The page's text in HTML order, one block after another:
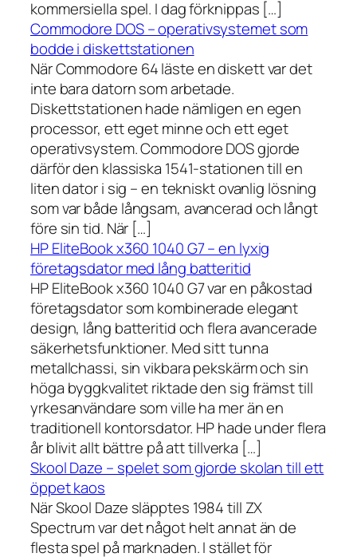
kommersiella spel. I dag förknippas […]
Commodore DOS – operativsystemet som
bodde i diskettstationen
När Commodore 64 läste en diskett var det
inte bara datorn som arbetade.
Diskettstationen hade nämligen en egen
processor, ett eget minne och ett eget
operativsystem. Commodore DOS gjorde
därför den klassiska 1541-stationen till en
liten dator i sig – en tekniskt ovanlig lösning
som var både långsam, avancerad och långt
före sin tid. När […]
HP EliteBook x360 1040 G7 – en lyxig
företagsdator med lång batteritid
HP EliteBook x360 1040 G7 var en påkostad
företagsdator som kombinerade elegant
design, lång batteritid och flera avancerade
säkerhetsfunktioner. Med sitt tunna
metallchassi, sin vikbara pekskärm och sin
höga byggkvalitet riktade den sig främst till
yrkesanvändare som ville ha mer än en
traditionell kontorsdator. HP hade under flera
år blivit allt bättre på att tillverka […]
Skool Daze – spelet som gjorde skolan till ett
öppet kaos
När Skool Daze släpptes 1984 till ZX
Spectrum var det något helt annat än de
flesta spel på marknaden. I stället för